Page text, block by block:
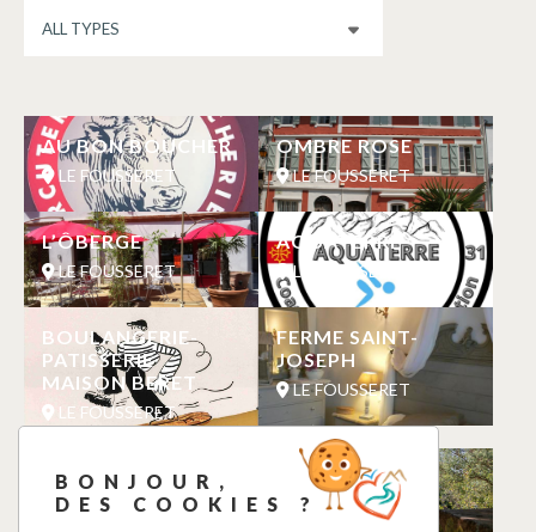
AU BON BOUCHER
LE FOUSSERET
OMBRE ROSE
LE FOUSSERET
L’ÔBERGE
LE FOUSSERET
AQUATERRE
LE FOUSSERET
BOULANGERIE-
PATISSERIE
MAISON BERET
LE FOUSSERET
FERME SAINT-
JOSEPH
LE FOUSSERET
CHARGING
STATION
CHEZ ELISA
LE FOUSSERET
BONJOUR,
DES COOKIES ?